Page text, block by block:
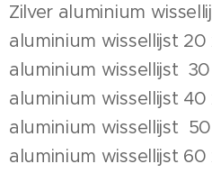
Zilver aluminium
aluminium wissellijst 20
aluminium wissellijst
aluminium wissellijst
aluminium wissellijst
aluminium wissellijst